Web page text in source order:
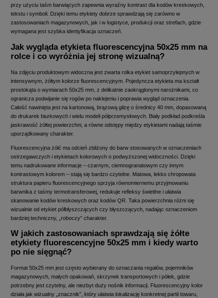
przy użyciu taśm barwiących zapewnia wyraźny kontrast dla kodów kreskowych,
tekstu i symboli. Dzięki temu etykiety dobrze sprawdzają się zarówno w
zastosowaniach magazynowych, jak i w logistyce, produkcji oraz strefach, gdzie
wymagana jest szybka identyfikacja oznaczeń.
Jak wygląda etykieta fluorescencyjna 50x25 mm na
rolce i co wyróżnia jej stronę wizualną?
Na zdjęciu produktowym widoczna jest zwarta rolka etykiet samoprzylepnych w
intensywnym, żółtym kolorze fluorescencyjnym. Pojedyncza etykieta ma kształt
prostokąta o wymiarach 50x25 mm, z delikatnie zaokrąglonymi narożnikami, co
ogranicza podwijanie się rogów po naklejeniu i poprawia wygląd oznaczenia.
Całość nawinięta jest na kartonową, brązową gilzę o średnicy 40 mm, dopasowaną
do drukarek biurkowych i wielu modeli półprzemysłowych. Biały podkład podkreśla
jaskrawość żółtej powierzchni, a równe odstępy między etykietami nadają taśmie
uporządkowany charakter.
Fluorescencyjna żółć ma odcień zbliżony do barw stosowanych w oznaczeniach
ostrzegawczych i etykietach kolorowych o podwyższonej widoczności. Dzięki
temu nadrukowane informacje – czarnym, ciemnogranatowym czy innym
kontrastowym kolorem – stają się bardzo czytelne. Matowa, lekko chropowata
struktura papieru fluorescencyjnego sprzyja równomiernemu przyjmowaniu
barwnika z taśmy termotransferowej, redukuje refleksy świetlne i ułatwia
skanowanie kodów kreskowych oraz kodów QR. Taka powierzchnia różni się
wizualnie od etykiet półbłyszczących czy błyszczących, nadając oznaczeniom
bardziej techniczny, „roboczy” charakter.
W jakich zastosowaniach sprawdzają się żółte
etykiety fluorescencyjne 50x25 mm i kiedy warto
po nie sięgnąć?
Format 50x25 mm jest często wybierany do oznaczania regałów, pojemników
magazynowych, małych opakowań, skrzynek transportowych i półek, gdzie
potrzebny jest czytelny, ale niezbyt duży nośnik informacji. Fluorescencyjny kolor
działa jak wizualny „znacznik”, który ułatwia lokalizację konkretnej partii towaru,